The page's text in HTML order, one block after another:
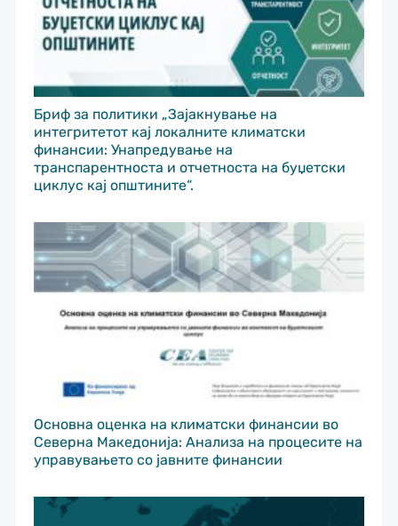
Бриф за политики „Зајакнување на
интегритетот кај локалните климатски
финансии: Унапредување на
транспарентноста и отчетноста на буџетски
циклус кај општините“.
Основна оценка на климатски финансии во
Северна Македонија: Анализа на процесите на
управувањето со јавните финансии